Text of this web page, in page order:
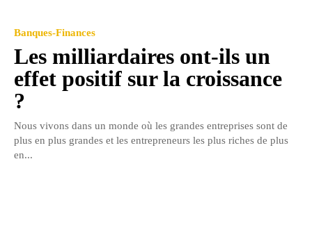
Banques-Finances
Les milliardaires ont-ils un
effet positif sur la croissance
?
Nous vivons dans un monde où les grandes entreprises sont de
plus en plus grandes et les entrepreneurs les plus riches de plus
en...